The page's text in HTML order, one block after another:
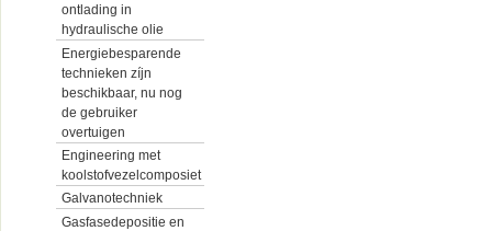
ontlading in
hydraulische olie
Energiebesparende
technieken zíjn
beschikbaar, nu nog
de gebruiker
overtuigen
Engineering met
koolstofvezelcomposiet
Galvanotechniek
Gasfasedepositie en